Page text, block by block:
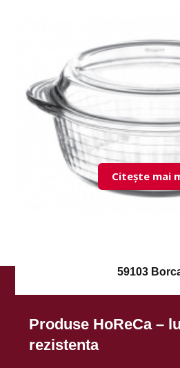
59014
59103
Citește mai
Produse HoReCa –
rezistenta